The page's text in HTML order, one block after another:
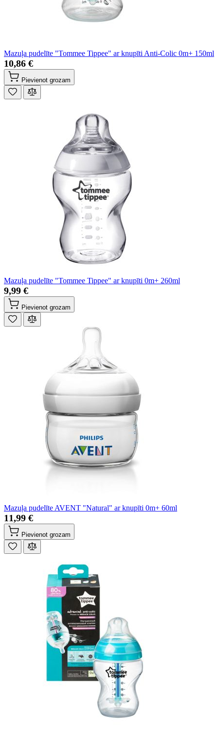
Mazuļa pudelīte "Tommee Tippee" ar knupīti Anti-Colic 0m+ 150ml
10,86 €
Pievienot grozam
Mazuļa pudelīte "Tommee Tippee" ar knupīti 0m+ 260ml
9,99 €
Pievienot grozam
Mazuļa pudelīte AVENT "Natural" ar knupīti 0m+ 60ml
11,99 €
Pievienot grozam